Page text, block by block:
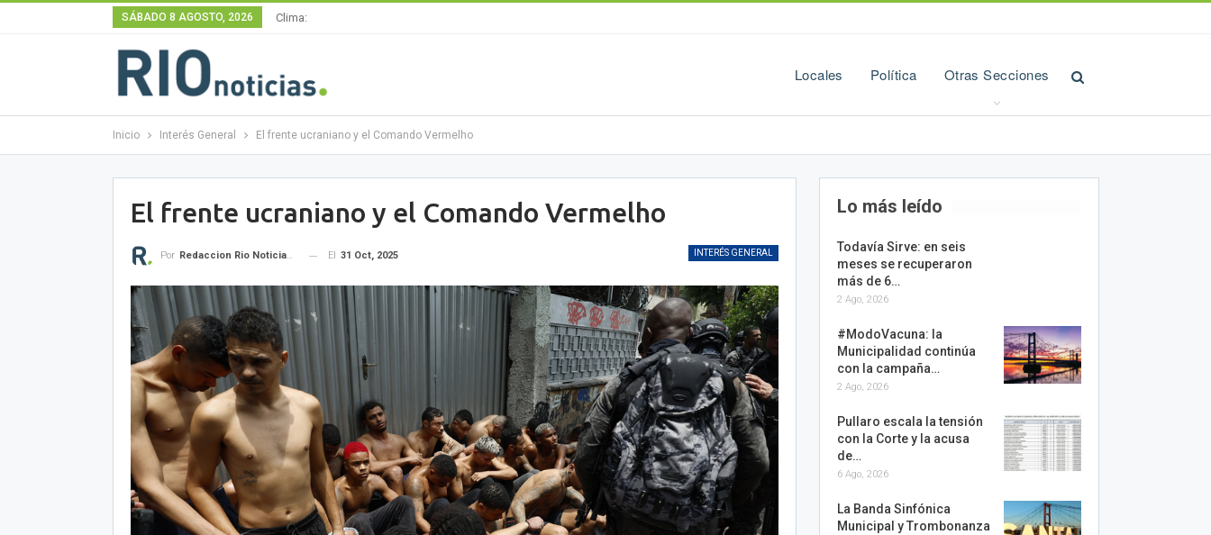
SÁBADO 8 AGOSTO, 2026 Clima:
Locales Política Otras Secciones
Inicio Interés General El frente ucraniano y el Comando Vermelho
El frente ucraniano y el Comando Vermelho
INTERÉS GENERAL
Por Redaccion Rio Noticias OK El 31 Oct, 2025
Lo más leído
Todavía Sirve: en seis
meses se recuperaron
más de 6…
2 Ago, 2026
#ModoVacuna: la
Municipalidad continúa
con la campaña…
2 Ago, 2026
Pullaro escala la tensión
con la Corte y la acusa
de…
6 Ago, 2026
La Banda Sinfónica
Municipal y Trombonanza